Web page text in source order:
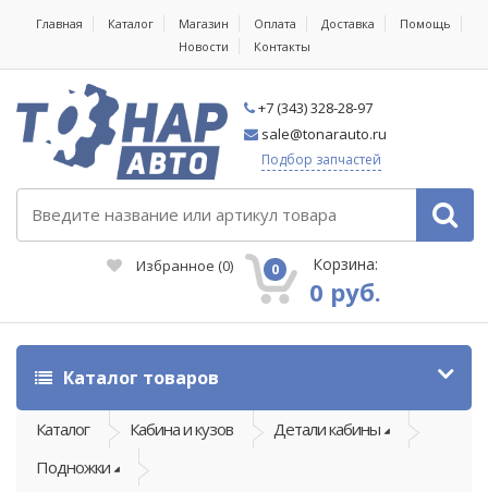
Главная Каталог Магазин Оплата Доставка
Помощь
Новости
Контакты
+7 (343) 328-28-97
sale@tonarauto.ru
Подбор запчастей
Избранное (0) 0 Корзина:
0 руб.
Каталог товаров
Каталог Кабина и кузов
Детали кабины
Подножки